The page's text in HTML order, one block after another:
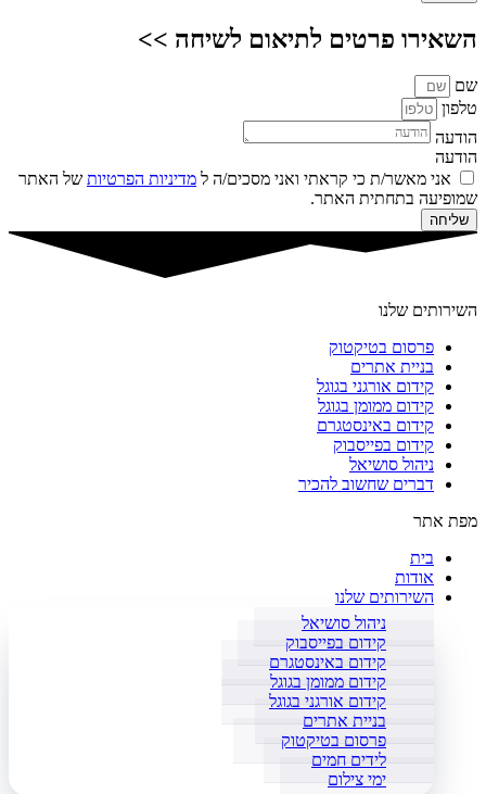
השאירו פרטים לתיאום לשיחה >>
שם
טלפון
הודעה
הודעה
אני מאשר/ת כי קראתי ואני מסכים/ה ל מדיניות הפרטיות של האתר
שמופיעה בתחתית האתר.
שליחה
השירותים שלנו
פרסום בטיקטוק
בניית אתרים
קידום אורגני בגוגל
קידום ממומן בגוגל
קידום באינסטגרם
קידום בפייסבוק
ניהול סושיאל
דברים שחשוב להכיר
מפת אתר
בית
אודות
השירותים שלנו
ניהול סושיאל
קידום בפייסבוק
קידום באינסטגרם
קידום ממומן בגוגל
קידום אורגני בגוגל
בניית אתרים
פרסום בטיקטוק
לידים חמים
ימי צילום